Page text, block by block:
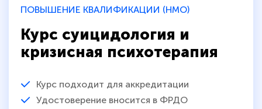
ПОВЫШЕНИЕ КВАЛИФИКАЦИИ (НМО)
Курс суицидология и
кризисная психотерапия
Курс подходит для аккредитации
Удостоверение вносится в ФРДО